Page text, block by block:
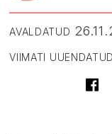
AVALDATUD
VIIMATI UUENDATUD